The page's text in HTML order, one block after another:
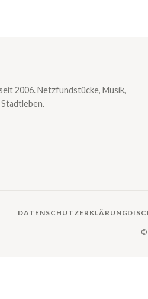
2006. Netzfundstücke, Musik,
DATENSCHUTZERKLÄRUNG
©